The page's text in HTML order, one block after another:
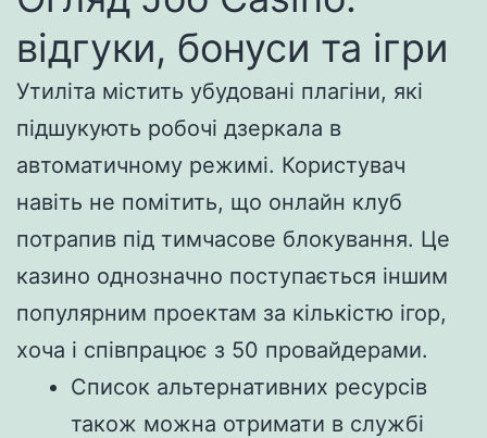
відгуки, бонуси та ігри
Утиліта містить убудовані плагіни, які
підшукують робочі дзеркала в
автоматичному режимі. Користувач
навіть не помітить, що онлайн клуб
потрапив під тимчасове блокування. Це
казино однозначно поступається іншим
популярним проектам за кількістю ігор,
хоча і співпрацює з 50 провайдерами.
Список альтернативних ресурсів
також можна отримати в службі